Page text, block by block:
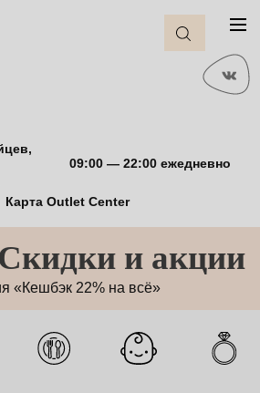
09:00 — 22:00 ежедневно
Карта Outlet Center
и акции
«Кешбэк 22% на всё»